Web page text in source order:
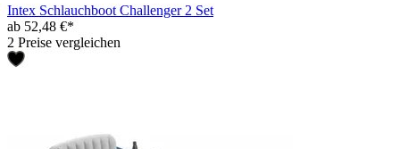
Intex Schlauchboot Challenger 2 Set
ab 52,48 €*
2 Preise vergleichen